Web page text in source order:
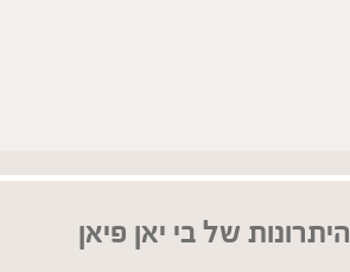
היתרונות של בי יאן פיאן